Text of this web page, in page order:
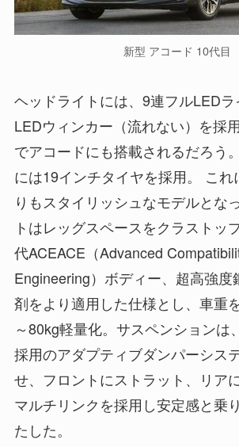
新型 アコード 10代目
ヘッドライトには、9連フルLEDラ
LEDウィンカー（流れない）を採
でアコードにも搭載されるだろう
には19インチタイヤを採用。 これ
りもスタイリッシュなモデルとな
トはレッグスペースをクラストッ
代ACEACE（Advanced
Engineering）ボディー、超高強度
剤をより適用した仕様とし、車重
～80kg軽量化。サスペンションは
採用のアダプティブダンパーシス
せ、フロントにストラット、リア
マルチリンクを採用し安定感と乗
たした。